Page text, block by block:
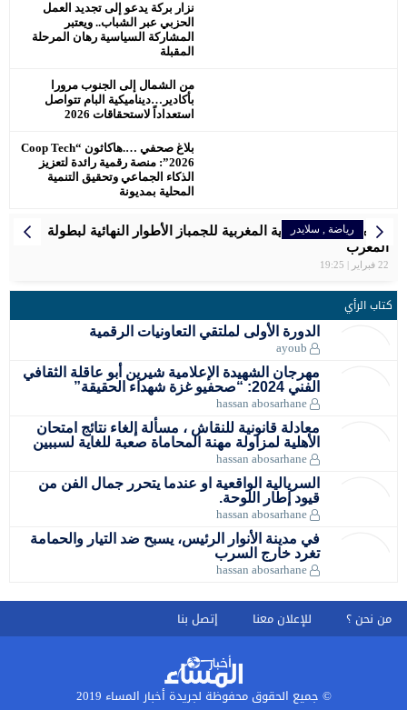
نزار بركة يدعو إلى تجديد العمل
الحزبي عبر الشباب.. ويعتبر
المشاركة السياسية رهان المرحلة
المقبلة
من الشمال إلى الجنوب مرورا
بأكادير…ديناميكية البام تتواصل
استعداداً لاستحقاقات 2026
بلاغ صحفي ….هاكاثون “Coop Tech
2026”: منصة رقمية رائدة لتعزيز
الذكاء الجماعي وتحقيق التنمية
المحلية بمديونة
رياضة سلايدر
سبورتينغ الدار البيضاء لكرة القدم النسوية يوقّع شراكة استراتيجية
مع علامة رائدة في مجال المشروبات الرياضية
رياضة , سلايدر
تنظم الجامعة الملكية المغربية للجمباز الأطوار النهائية لبطولة
المغرب
22 فبراير | 19:25
المرأة رياضة سلايدر
المغربية سعاد مقتدري تواصل التحدي برالي دكار بالمملكة العربية
السعودية
إقتصاد اخبار وطنية رياضة سلايدر
بلاغ الصحفي… اللجنة الإقليمية للمبادرة الوطنية للتنمية البشرية
عمالة مقاطعة عين الشق
رياضة
سفيان البقالي فخر المغرب ، اهدى لصاحب الجلالة الميدالية
الاولمبية .
رياضة سلايدر
مواعيد مباريات المنتخب الأولمبي المغربي في أولمبياد باريس
2024 – مسابقة كرة القدم
رياضة سلايدر
الرجاء البيضاوي يتوج بكأس العرش للمرة التاسعة
كتاب الرأي
الدورة الأولى لملتقي التعاونيات الرقمية
ayoub
مهرجان الشهيدة الإعلامية شيرين أبو عاقلة الثقافي
الفني 2024: “صحفيو غزة شهداء الحقيقة”
hassan abosarhane
معادلة قانونية للنقاش ، مسألة إلغاء نتائج امتحان
الأهلية لمزاولة مهنة المحاماة صعبة للغاية لسببين
hassan abosarhane
السريالية الواقعية او عندما يتحرر جمال الفن من
قيود إطار اللوحة.
hassan abosarhane
في مدينة الأنوار الرئيس، يسبح ضد التيار والحمامة
تغرد خارج السرب
hassan abosarhane
من نحن ؟ للإعلان معنا إتصل بنا
© جميع الحقوق محفوظة لجريدة أخبار المساء 2019